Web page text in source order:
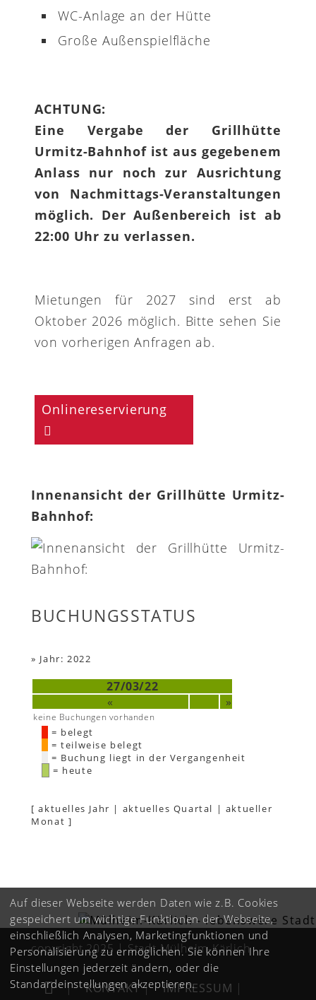
WC-Anlage an der Hütte
Große Außenspielfläche
ACHTUNG:
Eine Vergabe der Grillhütte
Urmitz-Bahnhof ist aus gegebenem
Anlass nur noch zur Ausrichtung
von Nachmittags-Veranstaltungen
möglich. Der Außenbereich ist ab
22:00 Uhr zu verlassen.
Mietungen für 2027 sind erst ab
Oktober 2026 möglich. Bitte sehen Sie
von vorherigen Anfragen ab.
Onlinereservierung
Innenansicht der Grillhütte Urmitz-
Bahnhof:
BUCHUNGSSTATUS
» Jahr: 2022
27/03/22
«
»
keine Buchungen vorhanden
= belegt
= teilweise belegt
= Buchung liegt in der Vergangenheit
= heute
[aktuelles Jahr | aktuelles Quartal | aktueller
Monat ]
copyright 2025 | Stadt Mülheim-Kärlich
| KONTAKT| IMPRESSUM |
Auf dieser Webseite werden Daten wie z.B. Cookies
gespeichert um wichtige Funktionen der Webseite,
einschließlich Analysen, Marketingfunktionen und
Personalisierung zu ermöglichen. Sie können Ihre
Einstellungen jederzeit ändern, oder die
Standardeinstellungen akzeptieren.